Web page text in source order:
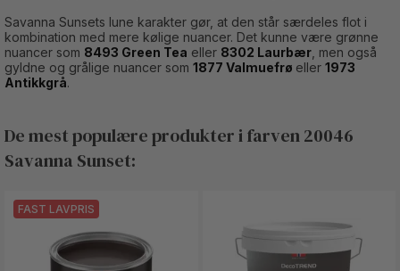
Savanna Sunsets lune karakter gør, at den står særdeles flot i
kombination med mere kølige nuancer. Det kunne være grønne
nuancer som 8493 Green Tea eller 8302 Laurbær , men også
gyldne og grålige nuancer som 1877 Valmuefrø eller 1973
Antikkgrå.
De mest populære produkter i farven 20046
Savanna Sunset:
FAST LAVPRIS